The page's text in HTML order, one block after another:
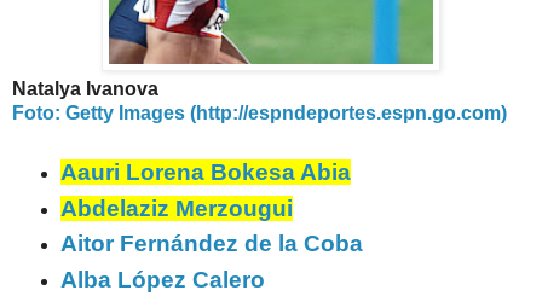
Natalya Ivanova
Foto: Getty Images (http://espndeportes.espn.go.com)
Aauri Lorena Bokesa Abia
Abdelaziz Merzougui
Aitor Fernández de la Coba
Alba López Calero